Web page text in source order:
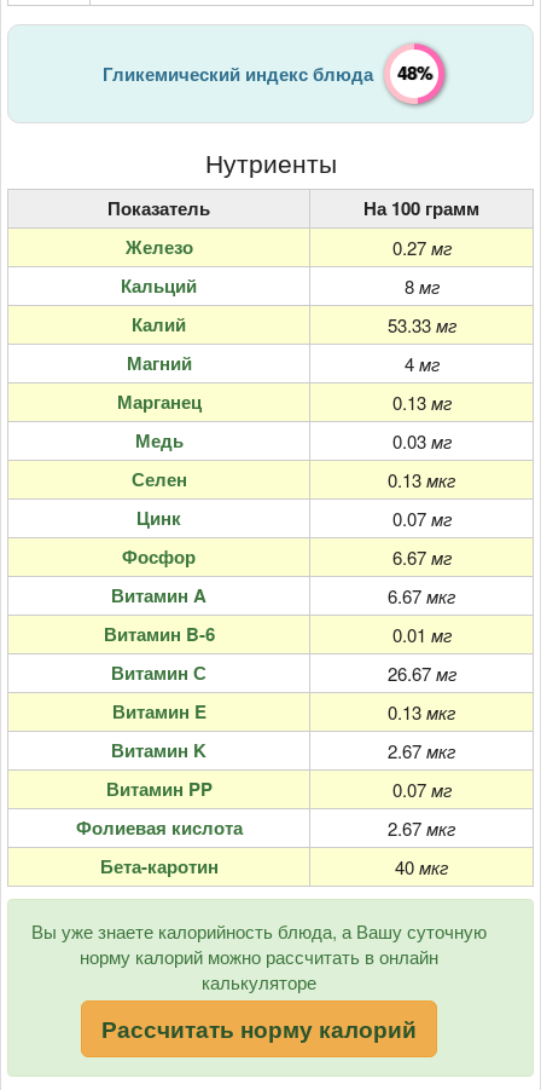
Гликемический индекс блюда 48%
Нутриенты
Показатель
На 100 грамм
Железо
0.27 мг
Кальций 8 мг
Калий 53.33 мг
Магний 4 мг
Марганец 0.13 мг
Медь 0.03 мг
Селен 0.13мкг
Цинк 0.07 мг
Фосфор 6.67 мг
Витамин A 6.67мкг
Витамин B-6 0.01 мг
Витамин С 26.67 мг
Витамин E 0.13мкг
Витамин K 2.67мкг
Витамин PP 0.07 мг
Фолиевая кислота 2.67мкг
Бета-каротин 40мкг
Вы уже знаете калорийность блюда, а Вашу суточную
норму калорий можно рассчитать в онлайн
калькуляторе
Рассчитать норму калорий